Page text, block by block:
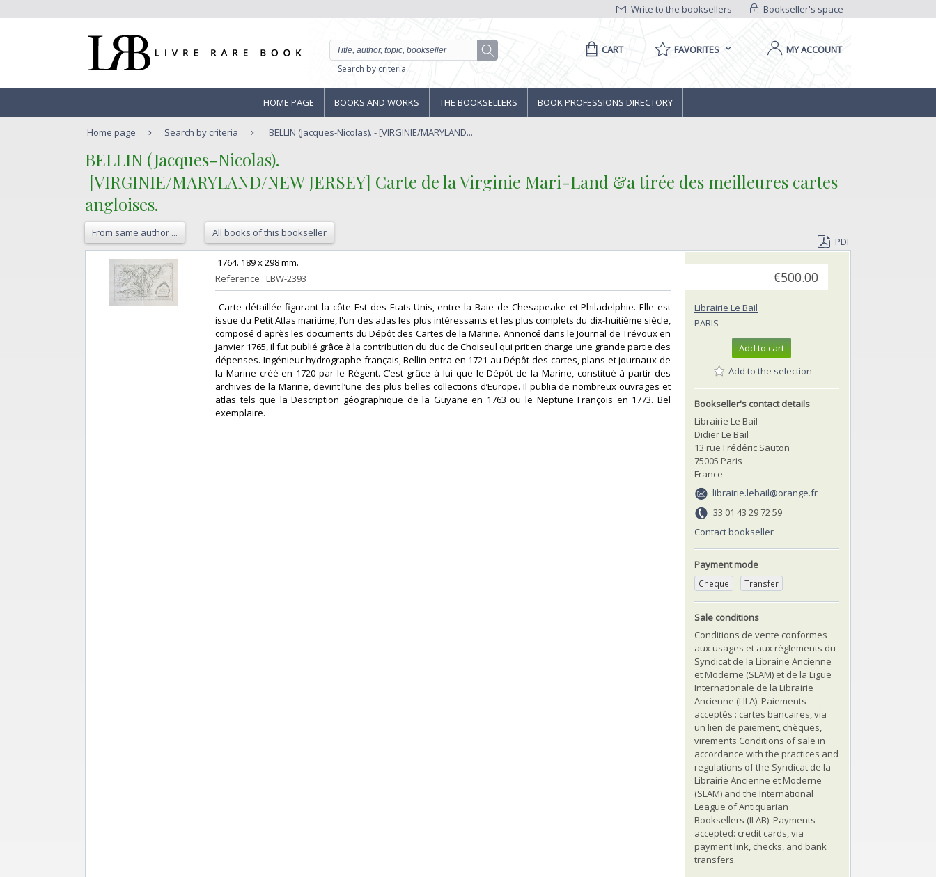
Bookseller's space
Write to the booksellers
Search by criteria
CART FAVORITES MY ACCOUNT
HOME PAGE BOOKS AND WORKS THE BOOKSELLERS BOOK PROFESSIONS DIRECTORY
Home page Search by criteria BELLIN (Jacques-Nicolas). - [VIRGINIE/MARYLAND...
‎BELLIN (Jacques-Nicolas).‎
‎ [VIRGINIE/MARYLAND/NEW JERSEY] Carte de la Virginie Mari-Land &a tirée des meilleures cartes
angloises.‎
From same author ... All books of this bookseller
PDF
‎ 1764. 189 x 298 mm. ‎
Reference : LBW-2393
‎ Carte détaillée figurant la côte Est des Etats-Unis, entre la Baie de Chesapeake et Philadelphie. Elle est
issue du Petit Atlas maritime, l'un des atlas les plus intéressants et les plus complets du dix-huitième siècle,
composé d'après les documents du Dépôt des Cartes de la Marine. Annoncé dans le Journal de Trévoux en
janvier 1765, il fut publié grâce à la contribution du duc de Choiseul qui prit en charge une grande partie des
dépenses. Ingénieur hydrographe français, Bellin entra en 1721 au Dépôt des cartes, plans et journaux de
la Marine créé en 1720 par le Régent. C’est grâce à lui que le Dépôt de la Marine, constitué à partir des
archives de la Marine, devint l’une des plus belles collections d’Europe. Il publia de nombreux ouvrages et
atlas tels que la Description géographique de la Guyane en 1763 ou le Neptune François en 1773. Bel
exemplaire.‎
€500.00
Librairie Le Bail
PARIS
Add to cart
Add to the selection
Bookseller's contact details
Librairie Le Bail
Didier Le Bail
13 rue Frédéric Sauton
75005 Paris
France
librairie.lebail@orange.fr
33 01 43 29 72 59
Contact bookseller
Payment mode
Cheque Transfer
Sale conditions
Conditions de vente conformes
aux usages et aux règlements du
Syndicat de la Librairie Ancienne
et Moderne (SLAM) et de la Ligue
Internationale de la Librairie
Ancienne (LILA). Paiements
acceptés : cartes bancaires, via
un lien de paiement, chèques,
virements Conditions of sale in
accordance with the practices and
regulations of the Syndicat de la
Librairie Ancienne et Moderne
(SLAM) and the International
League of Antiquarian
Booksellers (ILAB). Payments
accepted: credit cards, via
payment link, checks, and bank
transfers.